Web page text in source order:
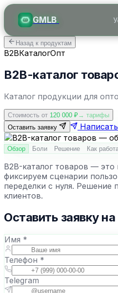
GMLB.
Назад к продуктам
B2BКаталогОпт
B2B-каталог
Каталог продукции для
Стоимость от 120 000 ₽→ тарифы
Оставить заявку
Обзор Боли Решение Как
B2B-каталог товаров —
фиксируем сценарии
переделки с нуля.
клиентов.
Оставить заявку на
Имя *
Телефон *
Telegram